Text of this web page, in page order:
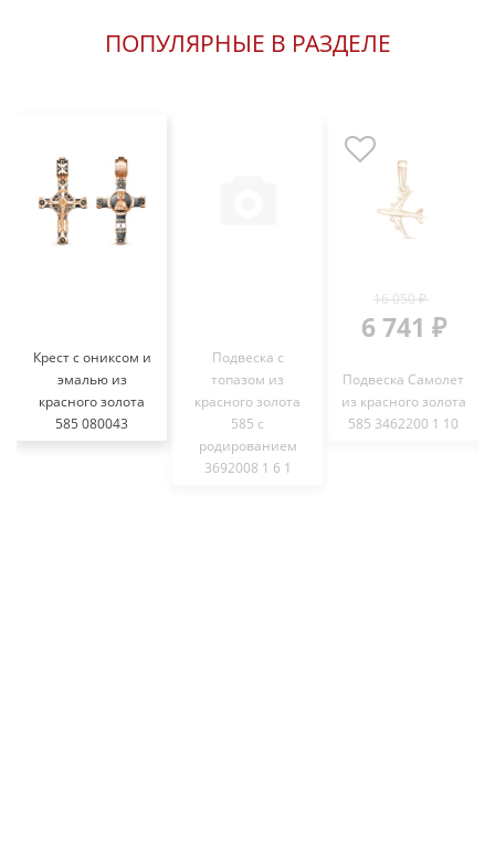
ПОПУЛЯРНЫЕ В РАЗДЕЛЕ
Крест с ониксом и
эмалью из
красного золота
585 080043
Подвеска с
топазом из
красного золота
585 с
родированием
3692008 1 6 1
16 050 ₽
6 741 ₽
Подвеска Самолет
из красного золота
585 3462200 1 10